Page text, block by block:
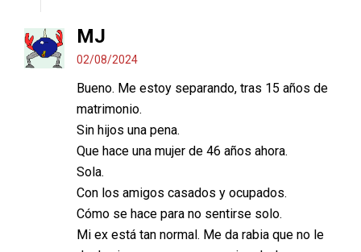
MJ
02/08/2024
Bueno. Me estoy separando, tras 15 años de
matrimonio.
Sin hijos una pena.
Que hace una mujer de 46 años ahora.
Sola.
Con los amigos casados y ocupados.
Cómo se hace para no sentirse solo.
Mi ex está tan normal. Me da rabia que no le